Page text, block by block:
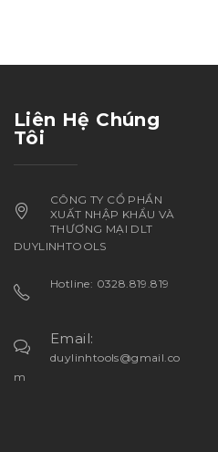
Liên Hệ Chúng
Tôi
CÔNG TY CỔ PHẦN
XUẤT NHẬP KHẨU VÀ
THƯƠNG MẠI DLT
DUYLINHTOOLS
Hotline: 0328.819.819
Email:
duylinhtools@gmail.co
m